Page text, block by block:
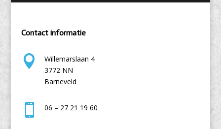
Contact informatie

Willemarslaan 4
3772 NN
Barneveld
 06 – 27 21 19 60